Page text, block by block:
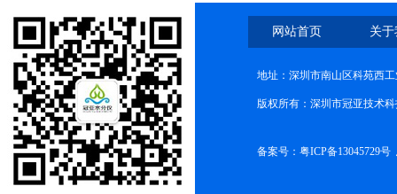
网站首页 关
地址：深圳市南山区科苑西
版权所有：深圳市冠亚技术
备案号： 粤ICP备13045729号